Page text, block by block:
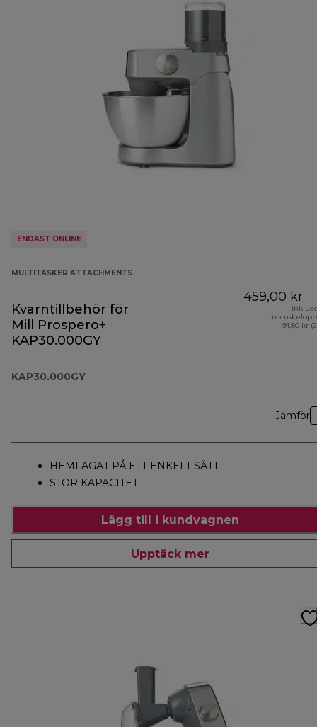
ENDAST ONLINE
MULTITASKER ATTACHMENTS
Kvarntillbehör för
Mill Prospero+
KAP30.000GY
KAP30.000GY
459,00 kr
91,80 kr
Jämför
HEMLAGAT PÅ ETT ENKELT SÄTT
STOR KAPACITET
Lägg till i kundvagnen
Upptäck mer